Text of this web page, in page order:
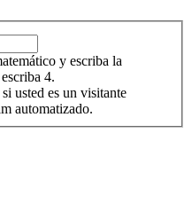
y escriba la
4.
usted es un visitante
automatizado.